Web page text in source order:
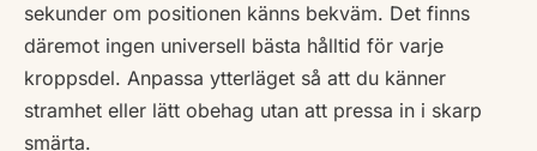
sekunder om positionen känns bekväm. Det finns
däremot ingen universell bästa hålltid för varje
kroppsdel. Anpassa ytterläget så att du känner
stramhet eller lätt obehag utan att pressa in i skarp
smärta.